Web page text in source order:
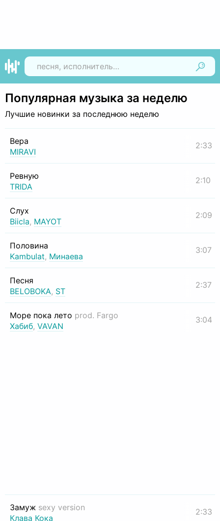
Популярная музыка за неделю
Лучшие новинки за последнюю неделю
Вера
MIRAVI
2:33
Ревную
TRIDA
2:10
Слух
Biicla, MAYOT
2:09
Половина
Kambulat, Минаева
3:07
Песня
BELOBOKA, ST
2:37
Море пока лето prod. Fargo
Хабиб, VAVAN
3:04
Замуж sexy version
Клава Кока
2:33